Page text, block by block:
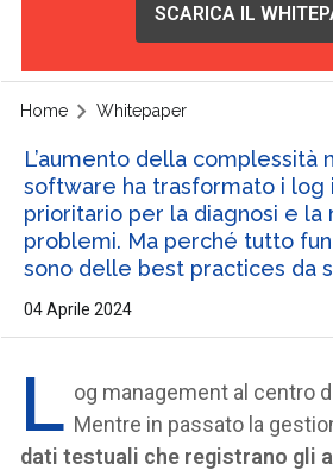
SCARICA IL
Home Whitepaper
L’aumento della complessità
software ha trasformato i log
prioritario per la diagnosi e la
problemi. Ma perché tutto
sono delle best practices da
04 Aprile 2024
L og management al centro
Mentre in passato la
dati testuali che registrano gli